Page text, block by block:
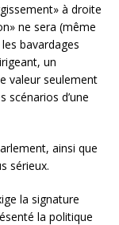
à droite
ne sera (même
bavardages
un
valeur seulement
scénarios d’une
ainsi que
sérieux.
la signature
la politique